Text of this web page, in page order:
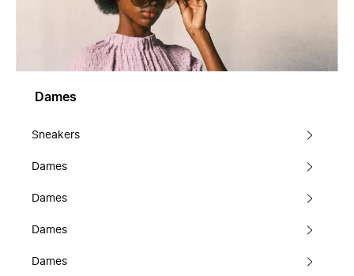
Dames
Sneakers
Dames
Dames
Dames
Dames